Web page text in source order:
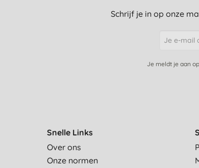
Schrijf je in op onze
Je meldt je aan
Snelle Links
Over ons
Onze normen